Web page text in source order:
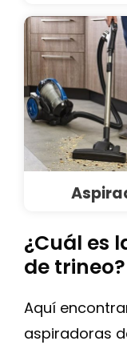
¿Cuál es
de trineo?
Aquí
aspiradoras